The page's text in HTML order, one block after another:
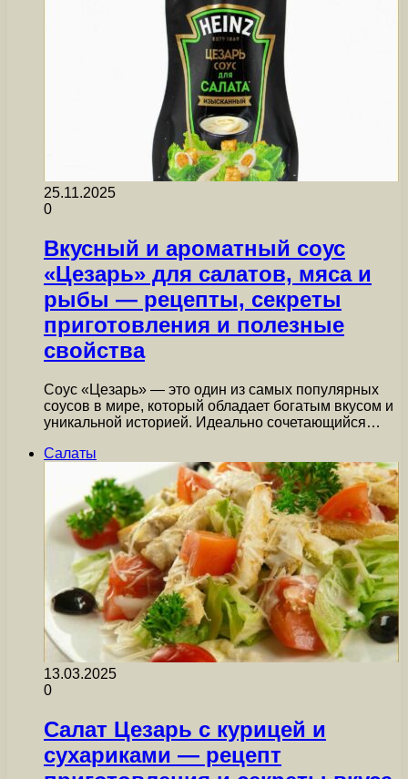
25.11.2025
0
Вкусный и ароматный соус
«Цезарь» для салатов, мяса и
рыбы — рецепты, секреты
приготовления и полезные
свойства
Соус «Цезарь» — это один из самых популярных
соусов в мире, который обладает богатым вкусом и
уникальной историей. Идеально сочетающийся…
Салаты
13.03.2025
0
Салат Цезарь с курицей и
сухариками — рецепт